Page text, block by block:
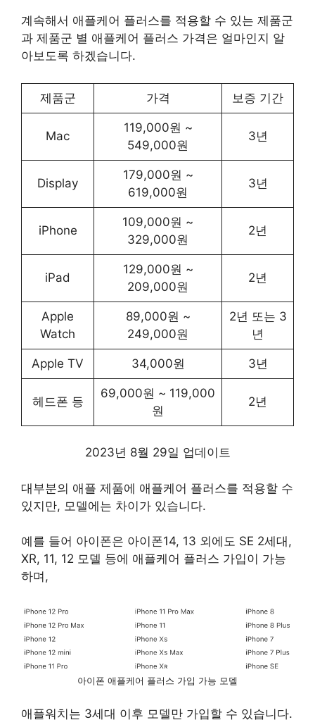
계속해서 애플케어 플러스를 적용할 수 있는 제품군
과 제품군 별 애플케어 플러스 가격은 얼마인지 알
아보도록 하겠습니다.
제품군 가격 보증 기간
Mac
119,000원 ~
549,000원
3년
Display
179,000원 ~
619,000원
3년
iPhone
109,000원 ~
329,000원
2년
iPad
129,000원 ~
209,000원
2년
Apple
Watch
89,000원 ~
249,000원
2년 또는 3
년
Apple TV 34,000원 3년
헤드폰 등
69,000원 ~ 119,000
원
2년
2023년 8월 29일 업데이트
대부분의 애플 제품에 애플케어 플러스를 적용할 수
있지만, 모델에는 차이가 있습니다.
예를 들어 아이폰은 아이폰14, 13 외에도 SE 2세대,
XR, 11, 12 모델 등에 애플케어 플러스 가입이 가능
하며,
아이폰 애플케어 플러스 가입 가능 모델
애플워치는 3세대 이후 모델만 가입할 수 있습니다.